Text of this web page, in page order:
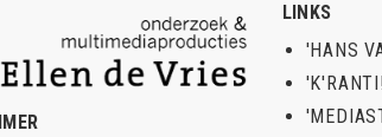
LINKS
'HANS